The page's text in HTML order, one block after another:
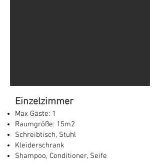
Einzelzimmer
Max Gäste: 1
Raumgröße: 15m2
Schreibtisch, Stuhl
Kleiderschrank
Shampoo, Conditioner, Seife